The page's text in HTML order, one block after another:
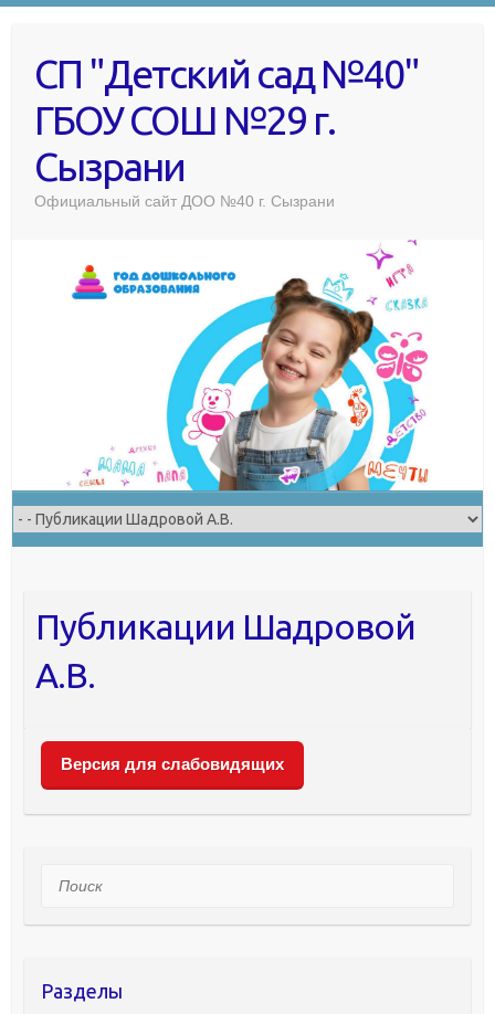
СП "Детский сад №40"
ГБОУ СОШ №29 г.
Сызрани
Официальный сайт ДОО №40 г. Сызрани
Публикации Шадровой
А.В.
Версия для слабовидящих
Поиск
Разделы